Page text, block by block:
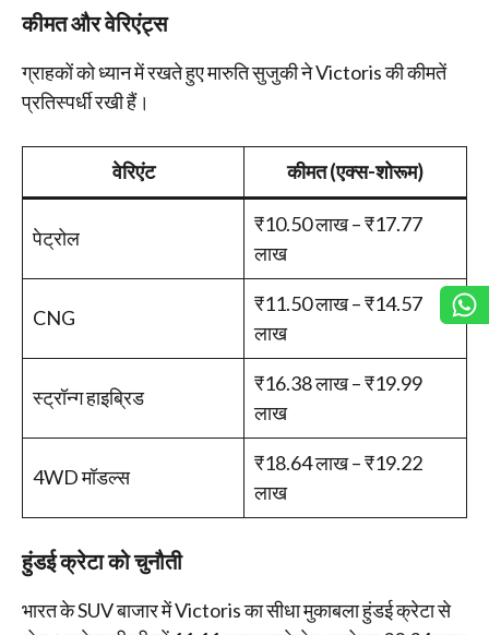
कीमत और वेरिएंट्स
ग्राहकों को ध्यान में रखते हुए मारुति सुजुकी ने Victoris की कीमतें
प्रतिस्पर्धी रखी हैं।
वेरिएंट कीमत (एक्स-शोरूम)
पेट्रोल
₹10.50 लाख – ₹17.77
लाख
CNG
₹11.50 लाख – ₹14.57
लाख
स्ट्रॉन्ग हाइब्रिड
₹16.38 लाख – ₹19.99
लाख
4WD मॉडल्स
₹18.64 लाख – ₹19.22
लाख
हुंडई क्रेटा को चुनौती
भारत के SUV बाजार में Victoris का सीधा मुकाबला हुंडई क्रेटा से